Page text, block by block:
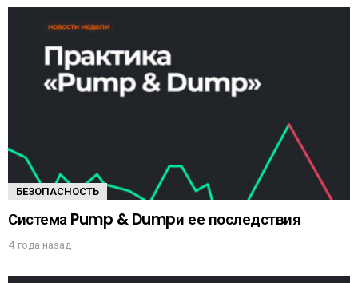
БЕЗОПАСНОСТЬ
Система Pump & Dumpи ее последствия
4 года назад